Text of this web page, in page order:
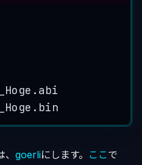
goerliにします。 ここで